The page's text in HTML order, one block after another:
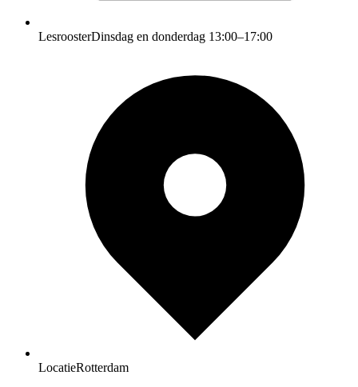
LesroosterDinsdag en donderdag 13:00–17:00
LocatieRotterdam